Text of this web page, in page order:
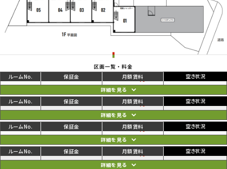
区画一覧・料金
01 137,500円 143,000円 ご利用中
02 137,500円 143,000円 ご利用中
03 137,500円 143,000円 ご利用中
04 137,500円 143,000円 ご利用中